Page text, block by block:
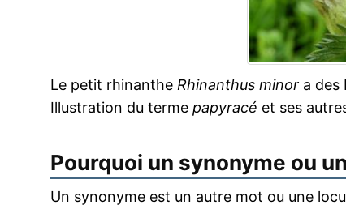
Le petit rhinanthe Rhinanthus minor a des
Illustration du terme papyracé et ses
Pourquoi un synonyme ou
Un synonyme est un autre mot ou une